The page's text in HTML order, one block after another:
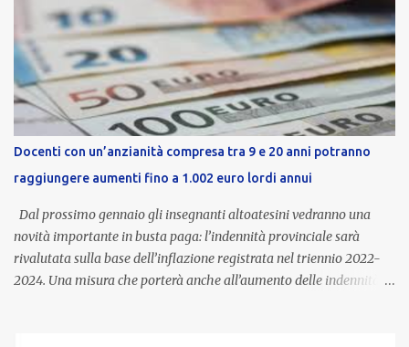
Docenti con un’anzianità compresa tra 9 e 20 anni potranno
raggiungere aumenti fino a 1.002 euro lordi annui
Dal prossimo gennaio gli insegnanti altoatesini vedranno una
novità importante in busta paga: l’indennità provinciale sarà
rivalutata sulla base dell’inflazione registrata nel triennio 2022-
2024. Una misura che porterà anche all’aumento delle indennità di